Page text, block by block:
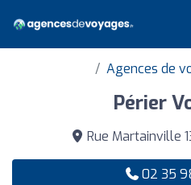
Agences de
Périer
Rue Martainville
02 35